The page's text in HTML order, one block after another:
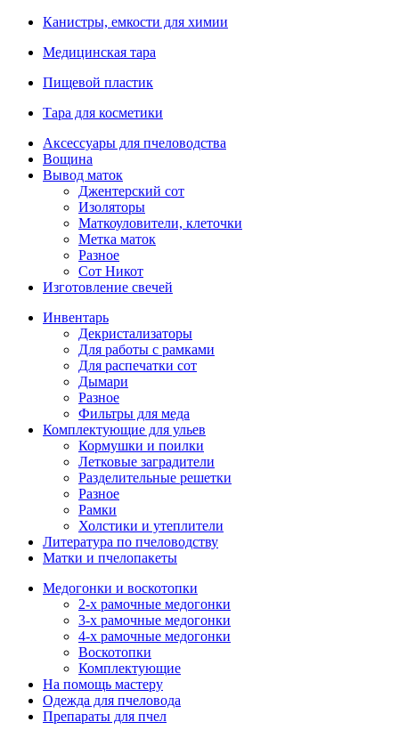
Канистры, емкости для химии
Медицинская тара
Пищевой пластик
Тара для косметики
Аксессуары для пчеловодства
Вощина
Вывод маток
Джентерский сот
Изоляторы
Маткоуловители, клеточки
Метка маток
Разное
Сот Никот
Изготовление свечей
Инвентарь
Декристализаторы
Для работы с рамками
Для распечатки сот
Дымари
Разное
Фильтры для меда
Комплектующие для ульев
Кормушки и поилки
Летковые заградители
Разделительные решетки
Разное
Рамки
Холстики и утеплители
Литература по пчеловодству
Матки и пчелопакеты
Медогонки и воскотопки
2-х рамочные медогонки
3-х рамочные медогонки
4-х рамочные медогонки
Воскотопки
Комплектующие
На помощь мастеру
Одежда для пчеловода
Препараты для пчел